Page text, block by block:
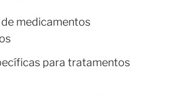
medicamentos
para tratamentos